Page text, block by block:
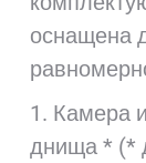
оснащена
1. Камера
днища * (*